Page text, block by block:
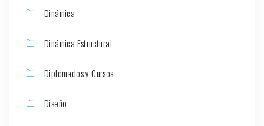
Dinámica
Dinámica Estructural
Diplomados y Cursos
Diseño